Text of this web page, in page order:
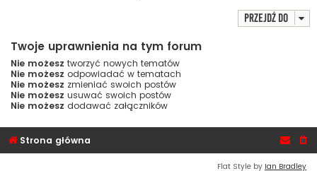
Przejdź do
Twoje uprawnienia na tym forum
Nie możesz tworzyć nowych tematów
Nie możesz odpowiadać w tematach
Nie możesz zmieniać swoich postów
Nie możesz usuwać swoich postów
Nie możesz dodawać załączników
Strona główna
Flat Style by Ian Bradley